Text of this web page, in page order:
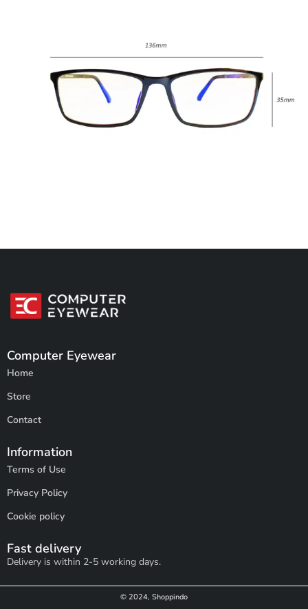
Computer Eyewear
Home
Store
Contact
Information
Terms of Use
Privacy Policy
Cookie policy
Fast delivery
Delivery is within 2-5 working days.
© 2024, Shoppindo